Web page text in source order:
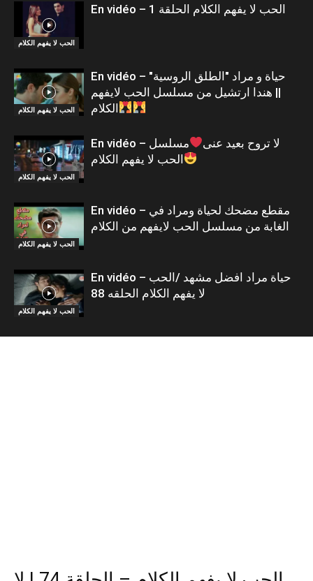
الحب لا يفهم الكلام
En vidéo – الحب لا يفهم الكلام الحلقة 1
الحب لا يفهم الكلام
En vidéo – حياة و مراد "الطلق الروسية"
|| هندا ارتشيل من مسلسل الحب لايفهم
الكلام
الحب لا يفهم الكلام
En vidéo – لا تروح بعيد عنى
مسلسل
الحب لا يفهم الكلام
الحب لا يفهم الكلام
En vidéo – مقطع مضحك لحياة ومراد في
الغابة من مسلسل الحب لايفهم من الكلام
الحب لا يفهم الكلام
En vidéo – حياة مراد افضل مشهد /الحب
لا يفهم الكلام الحلقه 88